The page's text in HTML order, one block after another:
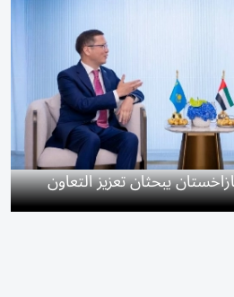
يبحثان تعزيز التعاون